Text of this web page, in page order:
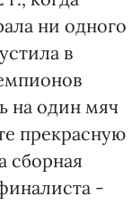
ни одного
в
на один мяч
прекрасную
сборная
-